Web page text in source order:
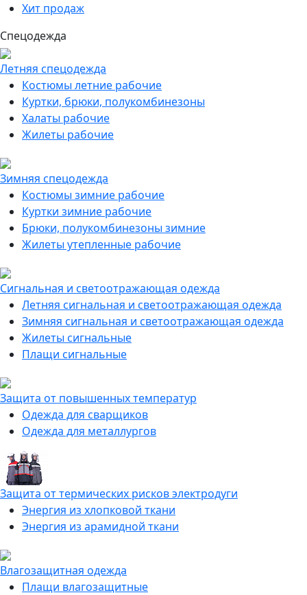
Хит продаж
Спецодежда
Летняя спецодежда
Костюмы летние рабочие
Куртки, брюки, полукомбинезоны
Халаты рабочие
Жилеты рабочие
Зимняя спецодежда
Костюмы зимние рабочие
Куртки зимние рабочие
Брюки, полукомбинезоны зимние
Жилеты утепленные рабочие
Сигнальная и светоотражающая одежда
Летняя сигнальная и светоотражающая одежда
Зимняя сигнальная и светоотражающая одежда
Жилеты сигнальные
Плащи сигнальные
Защита от повышенных температур
Одежда для сварщиков
Одежда для металлургов
Защита от термических рисков электродуги
Энергия из хлопковой ткани
Энергия из арамидной ткани
Влагозащитная одежда
Плащи влагозащитные